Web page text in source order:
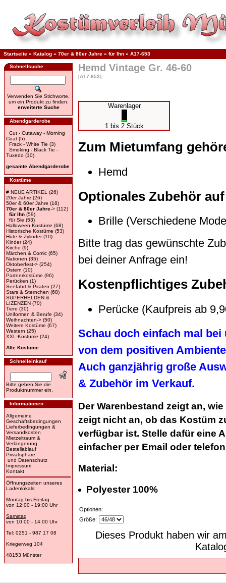
Startseite » Katalog » 70er & 80er Jahre » für Ihn » A17-653
Schnellsuche
Verwenden Sie Stichworte,
um ein Produkt zu finden.
erweiterte Suche
Abendgarderobe
Cut - Cutaway - Morning
Coat (5)
Frack - White Tie (3)
Smoking - Black Tie -
Tuxedo (10)
gesamte Abendgarderobe
Kostüme
# NEUE ARTIKEL
(26)
20er Jahre (26)
50er & 60er Jahre (18)
70er & 80er Jahre-> (112)
für Ihn (59)
für Sie (53)
Halloween Kostüme (68)
Historische Kostüme (53)
Hüte & Zylinder(10)
Kinder(24)
Kirche (9)
Märchen & Comic (65)
Nationen (35)
Oktoberfest-> (254)
Ostern (10)
Partnerkostüme (96)
Perücken (1)
Seefahrt & Piraten (27)
Stars & Sternchen (68)
SUPERHELDEN &
LIZENZEN (70)
Tiere (30)
Uniformen & Berufe (34)
Weihnachten-> (50)
Weitere Kostüme (67)
Western (25)
XXL-Kostüme (24)
Alle Kostüme
Schnelleinkauf
Bitte geben Sie die
Produktnummer ein.
Informationen
Allgemeine
Geschäftsbedingungen
Lieferbedingungen &
Versandkosten
Mietzeitraum &
Verlängerung
Bestellablauf
Privatsphäre
und Datenschutz
Impressum
Kontakt
Öffnungszeiten unseres
Ladenlokals:
Montag bis Freitag
von 12:00 - 19:00 Uhr
Samstag
von 10:00 - 14:00 Uhr
Tel: 0251 - 987 17 08
Kriegerweg 104
48153 Münster
Hemd Vintage Gr. 46-60
[A17-653]
Warenlager
1 bis 2 Stück
Zum Mietumfang
Hemd
Optionales Zubehör
Brille (Verschiedene
Bitte trag das gewünschte
bei deiner Anfrage ein!
Kostenpflichtiges
Perücke (Kaufpreis ab
Schau doch einfach mal
von dem positiven
Auch ganzjährig große
& Zubehör im Verkauf.
Der Warenbestand zeigt an,
zeigt nicht an, ob das Kostüm
verfügbar ist. Stelle dafür eine
einfacher per Email oder
Material:
Polyester 100%
Optionen:
Größe:
Dieses Produkt haben wir